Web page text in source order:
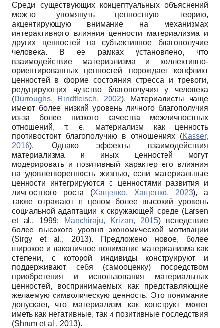
Среди существующих концептуальных объяснений
можно упомянуть ценностную теорию,
акцентирующую внимание на механизмах
интерактивного влияния ценности материализма и
других ценностей на субъективное благополучие
человека. В ее рамках установлено, что
взаимодействие материализма и коллективно-
ориентированных ценностей порождает конфликт
ценностей в форме состояния стресса и тревоги,
редуцирующих чувство благополучия у человека
(Burroughs, Rindfleisch, 2002). Материалисты чаще
имеют более низкий уровень личного благополучия
из-за более низкого качества межличностных
отношений, т. е. материализм как ценность
противостоит благополучию в отношениях (Kasser,
2016). Однако эффекты взаимодействия
материализма и иных ценностей могут
модерировать и позитивный характер его влияния
на удовлетворенность жизнью, если материальные
ценности интегрируются с ценностями развития и
личностного роста (Хащенко, Хащенко, 2023), а
также отражают в целом более высокий уровень
социальной адаптации к окружающей среде (Larsen
et al., 1999;
Manchiraju, Krizan, 2015) вследствие
более высокого уровня экономической мотивации
(Sirgy et al., 2013). Предложено новое, более
широкое и лаконичное понимание материализма как
степени, с которой индивиды конструируют и
поддерживают себя (самооценку) посредством
приобретения и использования материальных
ценностей, воспринимаемых как представляющие
желаемую символическую ценность. Это понимание
допускает, что материализм как конструкт может
иметь как негативные, так и позитивные последствия
(Shrum et al., 2013).